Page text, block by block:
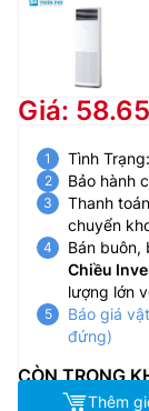
Giá:
Tình
Bảo hành
Thanh
chuyển
Bán buôn,
Chiều
lượng lớn
Báo giá
đứng)
CÒN TRONG
Thêm